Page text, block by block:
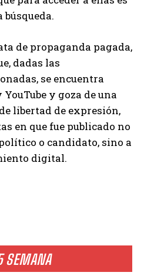
SEMANA
de propaganda pagada,
dadas las
se encuentra
y goza de una
libertad de expresión,
en que fue publicado no
o candidato, sino a
digital.